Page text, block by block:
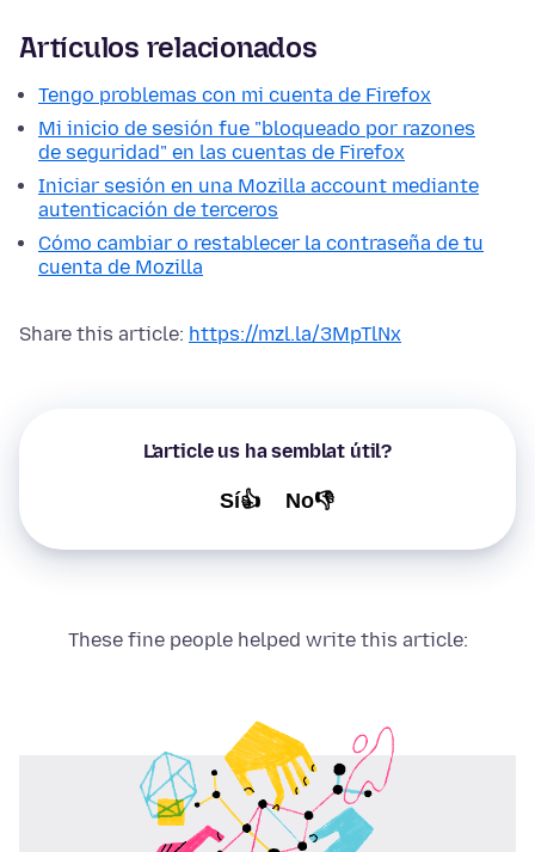
Artículos relacionados
Tengo problemas con mi cuenta de Firefox
Mi inicio de sesión fue "bloqueado por razones
de seguridad" en las cuentas de Firefox
Iniciar sesión en una Mozilla account mediante
autenticación de terceros
Cómo cambiar o restablecer la contraseña de tu
cuenta de Mozilla
Share this article: https://mzl.la/3MpTlNx
L'article us ha semblat útil?
Sí👍 No👎
These fine people helped write this article: